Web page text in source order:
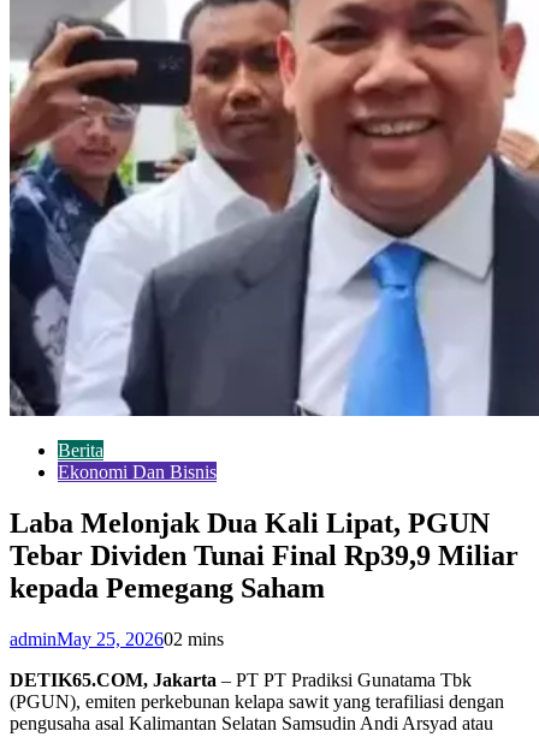
Berita
Ekonomi Dan Bisnis
Laba Melonjak Dua Kali Lipat, PGUN
Tebar Dividen Tunai Final Rp39,9 Miliar
kepada Pemegang Saham
adminMay 25, 202602 mins
DETIK65.COM, Jakarta – PT PT Pradiksi Gunatama Tbk
(PGUN), emiten perkebunan kelapa sawit yang terafiliasi dengan
pengusaha asal Kalimantan Selatan Samsudin Andi Arsyad atau